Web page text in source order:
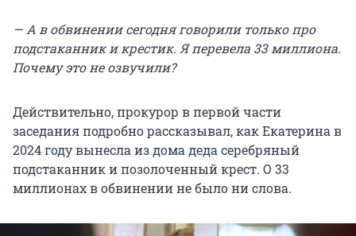
— А в обвинении сегодня говорили только про
подстаканник и крестик. Я перевела 33 миллиона.
Почему это не озвучили?
Действительно, прокурор в первой части
заседания подробно рассказывал, как Екатерина в
2024 году вынесла из дома деда серебряный
подстаканник и позолоченный крест. О 33
миллионах в обвинении не было ни слова.